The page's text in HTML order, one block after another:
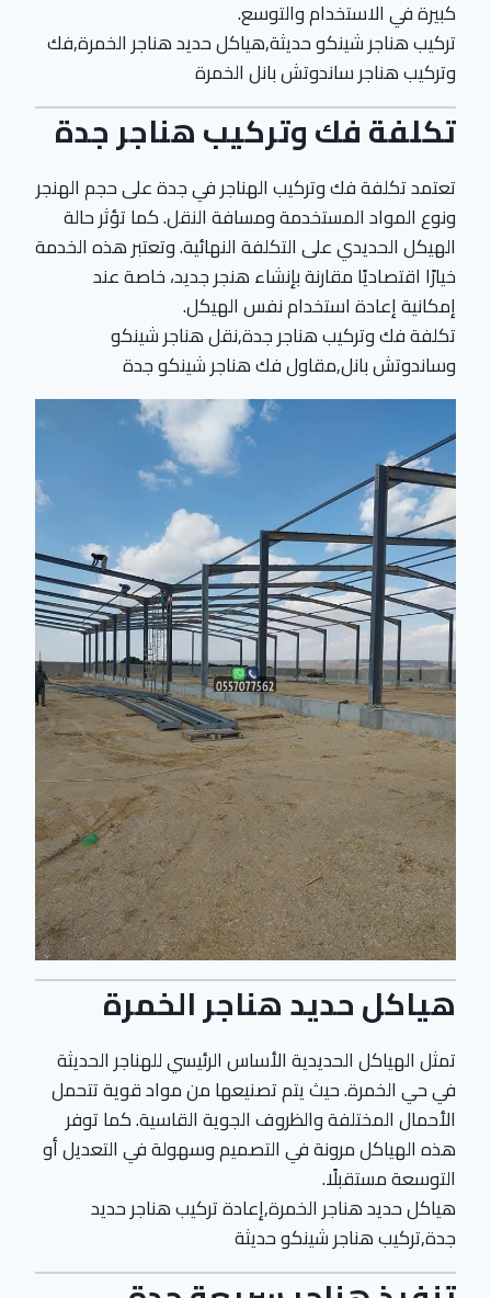
كبيرة في الاستخدام والتوسع.
تركيب هناجر شينكو حديثة,هياكل حديد هناجر الخمرة,فك
وتركيب هناجر ساندوتش بانل الخمرة
تكلفة فك وتركيب هناجر جدة
تعتمد تكلفة فك وتركيب الهناجر في جدة على حجم الهنجر
ونوع المواد المستخدمة ومسافة النقل. كما تؤثر حالة
الهيكل الحديدي على التكلفة النهائية. وتعتبر هذه الخدمة
خيارًا اقتصاديًا مقارنة بإنشاء هنجر جديد، خاصة عند
إمكانية إعادة استخدام نفس الهيكل.
تكلفة فك وتركيب هناجر جدة,نقل هناجر شينكو
وساندوتش بانل,مقاول فك هناجر شينكو جدة
هياكل حديد هناجر الخمرة
تمثل الهياكل الحديدية الأساس الرئيسي للهناجر الحديثة
في حي الخمرة. حيث يتم تصنيعها من مواد قوية تتحمل
الأحمال المختلفة والظروف الجوية القاسية. كما توفر
هذه الهياكل مرونة في التصميم وسهولة في التعديل أو
التوسعة مستقبلًا.
هياكل حديد هناجر الخمرة,إعادة تركيب هناجر حديد
جدة,تركيب هناجر شينكو حديثة